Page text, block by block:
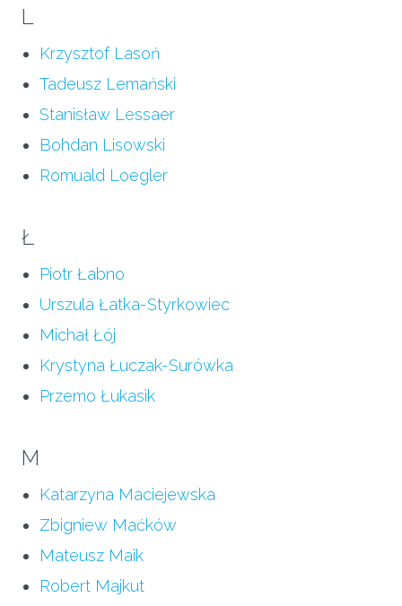
L
Krzysztof Lasoń
Tadeusz Lemański
Stanisław Lessaer
Bohdan Lisowski
Romuald Loegler
Ł
Piotr Łabno
Urszula Łatka-Styrkowiec
Michał Łój
Krystyna Łuczak-Surówka
Przemo Łukasik
M
Katarzyna Maciejewska
Zbigniew Maćków
Mateusz Maik
Robert Majkut